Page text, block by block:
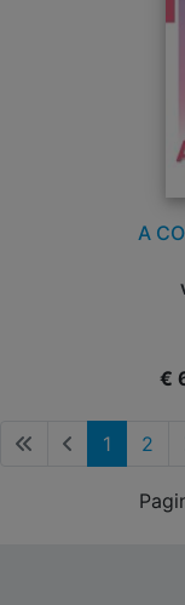
A
€
1 2